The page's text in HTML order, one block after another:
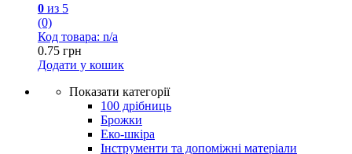
0 из 5
(0)
Код товара: n/a
0.75 грн
Додати у кошик
Показати категорії
100 дрібниць
Брожки
Еко-шкіра
Інструменти та допоміжні матеріали